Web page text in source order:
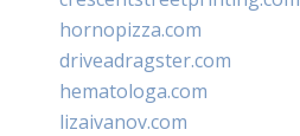
hornopizza.com
driveadragster.com
hematologa.com
lizaivanov.com